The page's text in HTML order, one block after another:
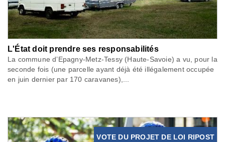
L'État doit prendre ses responsabilités
La commune d’Epagny-Metz-Tessy (Haute-Savoie) a vu, pour la
seconde fois (une parcelle ayant déjà été illégalement occupée
en juin dernier par 170 caravanes),...
VOTE DU PROJET DE LOI RIPOST